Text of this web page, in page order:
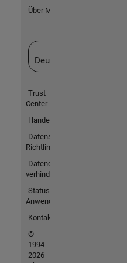
Über MathWorks
Deutschland
Trust
Center
Handelsmarken
Datenschutz-
Richtlinien
Datendiebstahl
verhindern
Status von
Anwendungen
Kontakt
©
1994-
2026